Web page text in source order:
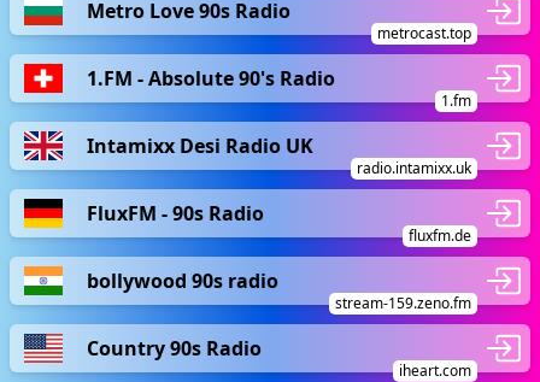
Metro Love 90s Radio
metrocast.top
1.FM - Absolute 90's Radio
1.fm
Intamixx Desi Radio UK
radio.intamixx.uk
FluxFM - 90s Radio
fluxfm.de
bollywood 90s radio
stream-159.zeno.fm
Country 90s Radio
iheart.com